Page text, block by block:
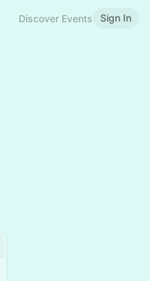
Discover Events Sign In